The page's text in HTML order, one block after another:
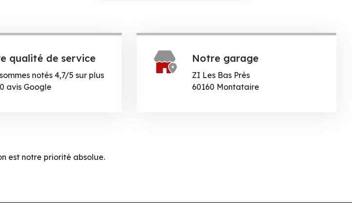
qualité de service
notés 4,7/5 sur plus
avis Google
Notre garage
ZI Les Bas Près
60160 Montataire
est notre priorité absolue.